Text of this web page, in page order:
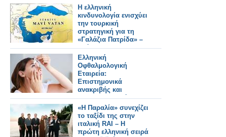
Η ελληνική
κινδυνολογία ενισχύει
την τουρκική
στρατηγική για τη
«Γαλάζια Πατρίδα» –
Ανάλυση του
Κωνσταντίνου
Μπαλωμένου
Ελληνική
Οφθαλμολογική
Εταιρεία:
Επιστημονικά
ανακριβής και
παραπλανητική η
διόρθωση της
μυωπίας με σταγόνες
«Η Παραλία» συνεχίζει
το ταξίδι της στην
ιταλική RAI – Η
πρώτη ελληνική σειρά